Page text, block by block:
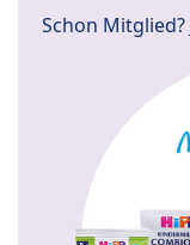
Schon Mitglied?